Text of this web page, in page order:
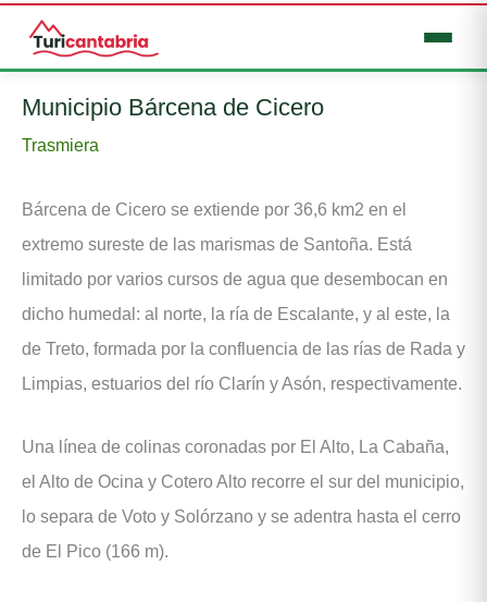
contenido
Municipio Bárcena de Cicero
Trasmiera
Bárcena de Cicero se extiende por 36,6 km2 en el
extremo sureste de las marismas de Santoña. Está
limitado por varios cursos de agua que desembocan en
dicho humedal: al norte, la ría de Escalante, y al este, la
de Treto, formada por la confluencia de las rías de Rada y
Limpias, estuarios del río Clarín y Asón, respectivamente.
Una línea de colinas coronadas por El Alto, La Cabaña,
el Alto de Ocina y Cotero Alto recorre el sur del municipio,
lo separa de Voto y Solórzano y se adentra hasta el cerro
de El Pico (166 m).